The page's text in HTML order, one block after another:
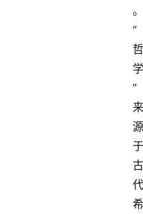
。
“
哲
学
”
来
源
于
古
代
希